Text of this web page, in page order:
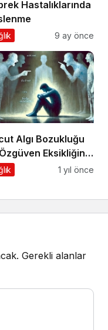
Hastalıklarında
9 ay önce
Algı Bozukluğu
Eksikliğinin
Kökleri
1 yıl önce
Gerekli alanlar